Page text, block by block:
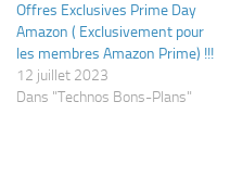
Offres Exclusives Prime Day
Amazon ( Exclusivement pour
les membres Amazon Prime) !!!
12 juillet 2023
Dans "Technos Bons-Plans"